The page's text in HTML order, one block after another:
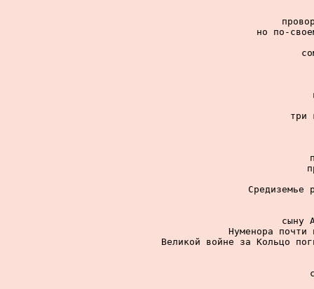
но по-
три
Средиземье
сыну
Нуменора
Великой войне за Кольцо